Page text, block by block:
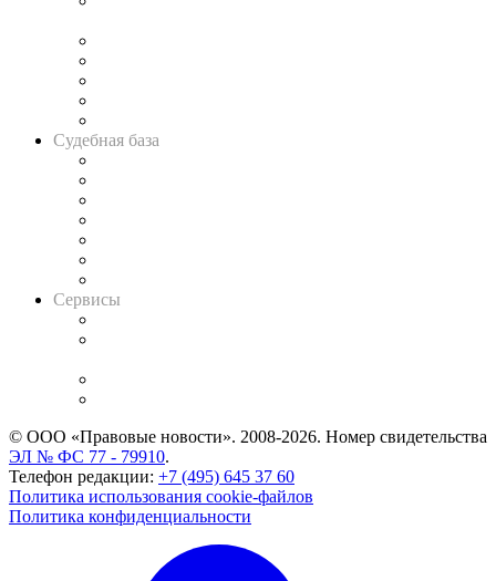
Судебная база
Сервисы
© ООО «Правовые новости». 2008-2026. Номер свидетельства
ЭЛ № ФС 77 - 79910.
Телефон редакции: +7 (495) 645 37 60
Политика использования cookie-файлов
Политика конфиденциальности